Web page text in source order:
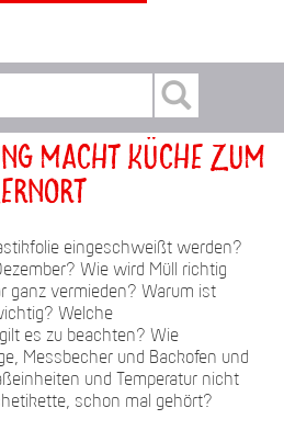
macht Küche zum
eingeschweißt werden?
Wie wird Müll richtig
ganz vermieden? Warum ist
Welche
es zu beachten? Wie
Messbecher und Backofen und
und Temperatur nicht
schon mal gehört?